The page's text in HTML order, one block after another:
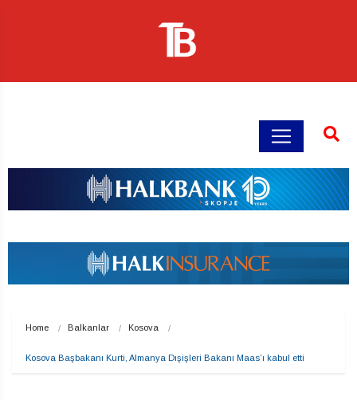
Home Balkanlar Kosova
Kosova Başbakanı Kurti, Almanya Dışişleri Bakanı Maas’ı kabul etti